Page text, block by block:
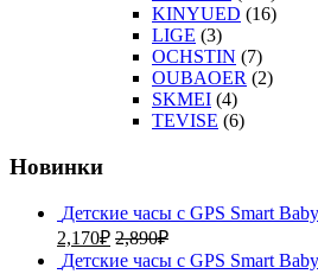
KINYUED (16)
LIGE (3)
OCHSTIN (7)
OUBAOER (2)
SKMEI (4)
TEVISE (6)
Новинки
Детские часы с GPS Smart
2,170₽ 2,890₽
Детские часы с GPS Smart